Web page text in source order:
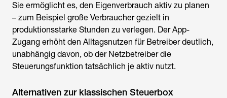
Sie ermöglicht es, den Eigenverbrauch aktiv zu planen
– zum Beispiel große Verbraucher gezielt in
produktionsstarke Stunden zu verlegen. Der App-
Zugang erhöht den Alltagsnutzen für Betreiber deutlich,
unabhängig davon, ob der Netzbetreiber die
Steuerungsfunktion tatsächlich je aktiv nutzt.
Alternativen zur klassischen Steuerbox